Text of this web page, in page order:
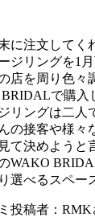
に注文してく
ジリングを1
店を周り色々
で購入
リングは二人
の接客や様々
て決めようと
WAKO
選べるスペー
投稿者：RMK